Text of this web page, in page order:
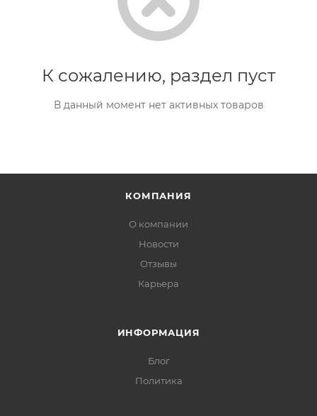
К сожалению, раздел пуст
В данный момент нет активных товаров
КОМПАНИЯ
О компании
Новости
Отзывы
Карьера
ИНФОРМАЦИЯ
Блог
Политика